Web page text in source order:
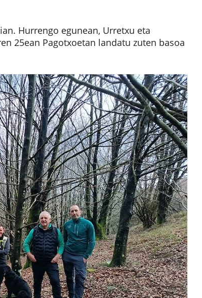
Hurrengo egunean, Urretxu eta
25ean Pagotxoetan landatu zuten basoa